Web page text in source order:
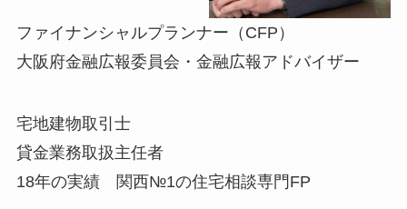
ファイナンシャルプランナー（CFP）
大阪府金融広報委員会・金融広報アドバイザー
宅地建物取引士
貸金業務取扱主任者
18年の実績 関西№1の住宅相談専門FP